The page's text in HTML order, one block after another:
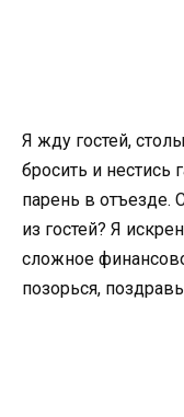
Я жду гостей,
бросить и
парень в отъезде.
из гостей? Я
сложное
позорься,